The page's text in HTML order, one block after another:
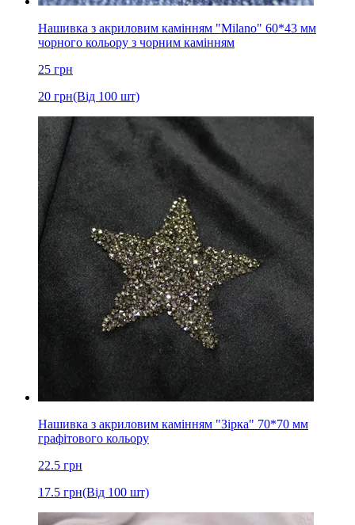
Нашивка з акриловим камінням "Milano" 60*43 мм
чорного кольору з чорним камінням
25 грн
20 грн(Від 100 шт)
Нашивка з акриловим камінням "Зірка" 70*70 мм
графітового кольору
22.5 грн
17.5 грн(Від 100 шт)